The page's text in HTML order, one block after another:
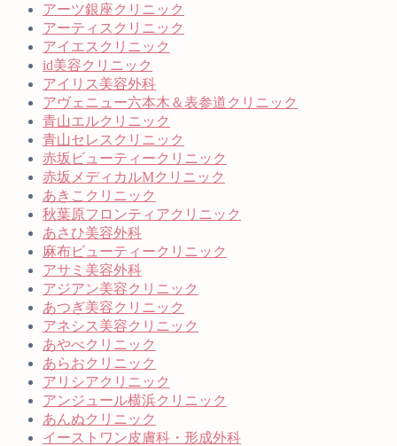
アーツ銀座クリニック
アーティスクリニック
アイエスクリニック
id美容クリニック
アイリス美容外科
アヴェニュー六本木＆表参道クリニック
青山エルクリニック
青山セレスクリニック
赤坂ビューティークリニック
赤坂メディカルMクリニック
あきこクリニック
秋葉原フロンティアクリニック
あさひ美容外科
麻布ビューティークリニック
アサミ美容外科
アジアン美容クリニック
あつぎ美容クリニック
アネシス美容クリニック
あやべクリニック
あらおクリニック
アリシアクリニック
アンジュール横浜クリニック
あんぬクリニック
イーストワン皮膚科・形成外科